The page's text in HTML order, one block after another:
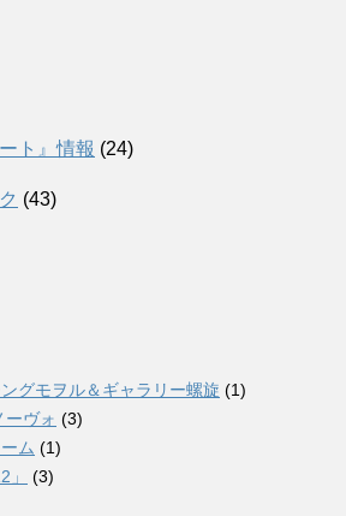
ト』情報 (24)
(43)
グモヲル＆ギャラリー螺旋 (1)
ーヴォ (3)
ム (1)
(3)